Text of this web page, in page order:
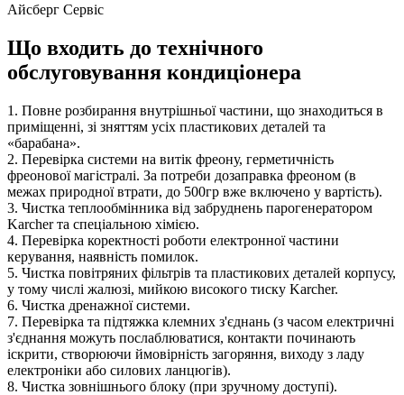
Айсберг Сервіс
Що входить до технічного
обслуговування кондиціонера
1. Повне розбирання внутрішньої частини, що знаходиться в
приміщенні, зі зняттям усіх пластикових деталей та
«барабана».
2. Перевірка системи на витік фреону, герметичність
фреонової магістралі. За потреби дозаправка фреоном (в
межах природної втрати, до 500гр вже включено у вартість).
3. Чистка теплообмінника від забруднень парогенератором
Karcher та спеціальною хімією.
4. Перевірка коректності роботи електронної частини
керування, наявність помилок.
5. Чистка повітряних фільтрів та пластикових деталей корпусу,
у тому числі жалюзі, мийкою високого тиску Karcher.
6. Чистка дренажної системи.
7. Перевірка та підтяжка клемних з'єднань (з часом електричні
з'єднання можуть послаблюватися, контакти починають
іскрити, створюючи ймовірність загоряння, виходу з ладу
електроніки або силових ланцюгів).
8. Чистка зовнішнього блоку (при зручному доступі).